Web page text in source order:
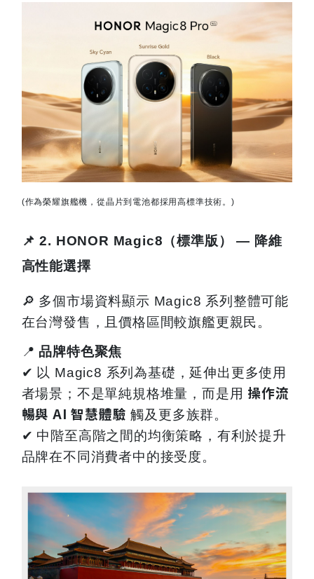
(作為榮耀旗艦機，從晶片到電池都採用高標準技術。)
📌 2. HONOR Magic8 （標準版） — 降維
高性能選擇
🔎 多個市場資料顯示 Magic8 系列整體可能
在台灣發售，且價格區間較旗艦更親民。
📍 品牌特色聚焦
✔ 以 Magic8 系列為基礎，延伸出更多使用
者場景；不是單純規格堆量，而是用 操作流
暢與 AI 智慧體驗 觸及更多族群。
✔ 中階至高階之間的均衡策略，有利於提升
品牌在不同消費者中的接受度。